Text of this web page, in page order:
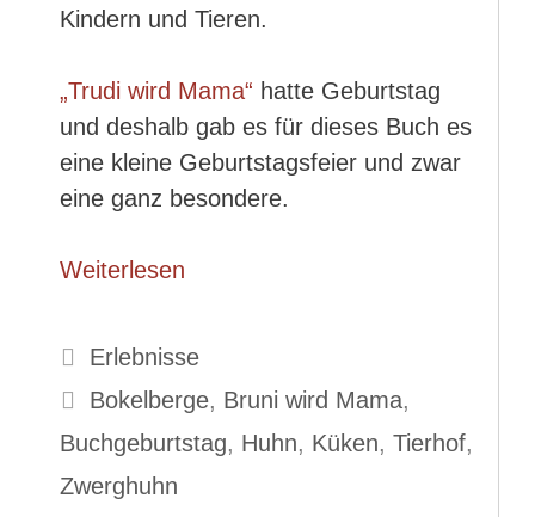
Kindern und Tieren.
„Trudi wird Mama“ hatte Geburtstag
und deshalb gab es für dieses Buch es
eine kleine Geburtstagsfeier und zwar
eine ganz besondere.
Weiterlesen
Kategorien
Erlebnisse
Schlagwörter
Bokelberge, Bruni wird Mama,
Buchgeburtstag, Huhn, Küken, Tierhof,
Zwerghuhn